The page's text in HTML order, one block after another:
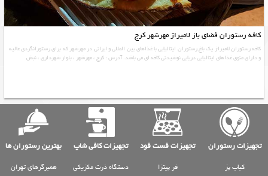
کافه رستوران فضای باز لامیراژ مهرشهر کرج
کافه رستوران لامیراژ یک باغ رستوران ایتالیایی با غذاهای بین المللی و ایرانی در مهرشهر که برای رستورانگردی عالیه
و دارای منوی غذاهای ایتالیایی دریایی نوشیدنی کافه ای می باشد. آدرس : کرج ، مهرشهر ، بلوار شهرداری ، نبش
تجهیزات رستوران تجهیزات فست فود تجهیزات کافی شاپ بهترین رستوران ها
کباب پز
فر پیتزا
دستگاه ذرت مکزیکی
همبرگرهای تهران